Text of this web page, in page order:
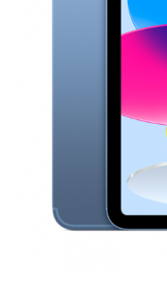
Smartphone IPhone